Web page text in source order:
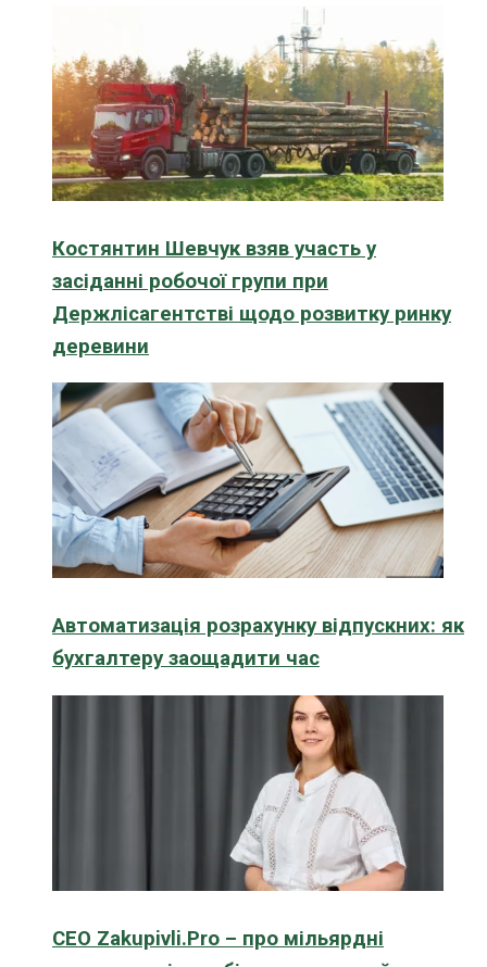
Костянтин Шевчук взяв участь у
засіданні робочої групи при
Держлісагентстві щодо розвитку ринку
деревини
Автоматизація розрахунку відпускних: як
бухгалтеру заощадити час
CEO Zakupivli.Pro – про мільярдні